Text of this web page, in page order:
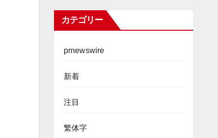
カテゴリー
prnewswire
新着
注目
繁体字